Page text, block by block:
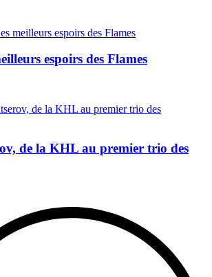
espoirs des Flames
de la KHL au premier trio des